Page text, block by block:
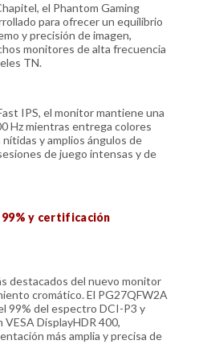
el Phantom Gaming
para ofrecer un equilibrio
y precisión de imagen,
monitores de alta frecuencia
TN.
IPS, el monitor mantiene una
Hz mientras entrega colores
y amplios ángulos de
de juego intensas y de
y certificación
destacados del nuevo monitor
cromático. El PG27QFW2A
99% del espectro DCI-P3 y
DisplayHDR 400,
más amplia y precisa de